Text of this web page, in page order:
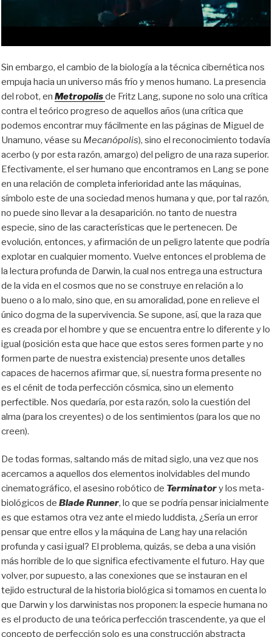
Sin embargo, el cambio de la biología a la técnica cibernética nos
empuja hacia un universo más frío y menos humano. La presencia
del robot, en Metropolisde Fritz Lang, supone no solo una crítica
contra el teórico progreso de aquellos años (una crítica que
podemos encontrar muy fácilmente en las páginas de Miguel de
Unamuno, véase su Mecanópolis), sino el reconocimiento todavía
acerbo (y por esta razón, amargo) del peligro de una raza superior.
Efectivamente, el ser humano que encontramos en Lang se pone
en una relación de completa inferioridad ante las máquinas,
símbolo este de una sociedad menos humana y que, por tal razón,
no puede sino llevar a la desaparición. no tanto de nuestra
especie, sino de las características que le pertenecen. De
evolución, entonces, y afirmación de un peligro latente que podría
explotar en cualquier momento. Vuelve entonces el problema de
la lectura profunda de Darwin, la cual nos entrega una estructura
de la vida en el cosmos que no se construye en relación a lo
bueno o a lo malo, sino que, en su amoralidad, pone en relieve el
único dogma de la supervivencia. Se supone, así, que la raza que
es creada por el hombre y que se encuentra entre lo diferente y lo
igual (posición esta que hace que estos seres formen parte y no
formen parte de nuestra existencia) presente unos detalles
capaces de hacernos afirmar que, sí, nuestra forma presente no
es el cénit de toda perfección cósmica, sino un elemento
perfectible. Nos quedaría, por esta razón, solo la cuestión del
alma (para los creyentes) o de los sentimientos (para los que no
creen).
De todas formas, saltando más de mitad siglo, una vez que nos
acercamos a aquellos dos elementos inolvidables del mundo
cinematográfico, el asesino robótico de Terminatory los meta-
biológicos de Blade Runner, lo que se podría pensar inicialmente
es que estamos otra vez ante el miedo luddista, ¿Sería un error
pensar que entre ellos y la máquina de Lang hay una relación
profunda y casi igual? El problema, quizás, se deba a una visión
más horrible de lo que significa efectivamente el futuro. Hay que
volver, por supuesto, a las conexiones que se instauran en el
tejido estructural de la historia biológica si tomamos en cuenta lo
que Darwin y los darwinistas nos proponen: la especie humana no
es el producto de una teórica perfección trascendente, ya que el
concepto de perfección solo es una construcción abstracta